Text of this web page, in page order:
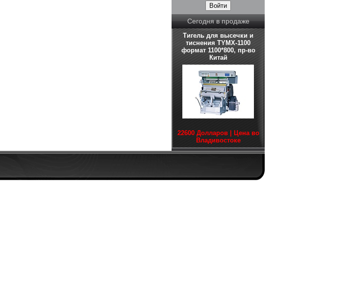
Сегодня в продаже
Тигель для высечки и
тиснения TYMX-1100
формат 1100*800, пр-во
Китай
22600 Долларов | Цена во
Владивостоке